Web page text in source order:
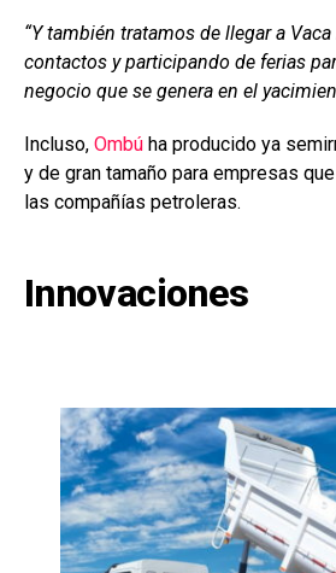
“Y también tratamos de llegar a
contactos y participando de ferias
negocio que se genera en el
Incluso, Ombú ha producido ya
y de gran tamaño para empresas
las compañías petroleras.
Innovaciones